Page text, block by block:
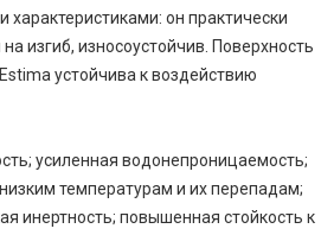
он практически
изгиб, износоустойчив. Поверхность
устойчива к воздействию
усиленная водонепроницаемость;
температурам и их перепадам;
инертность; повышенная стойкость к